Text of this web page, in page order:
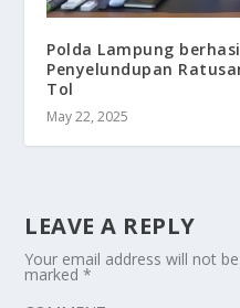
Polda Lampung
Penyelundupan
Tol
May 22, 2025
LEAVE A REPLY
Your email address will not
marked*